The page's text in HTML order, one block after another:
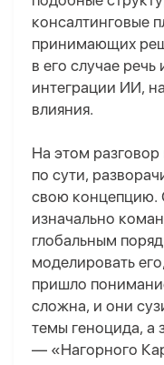
консалтинговые
принимающих
в его случае
интеграции ИИ,
влияния.
На этом
по сути,
свою концепцию.
изначально
глобальным
моделировать
пришло
сложна, и они
темы геноцида, а
— «Нагорного